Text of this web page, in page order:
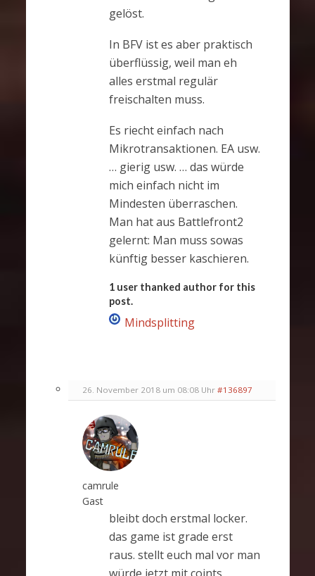
gelöst.
In BFV ist es aber praktisch
überflüssig, weil man eh
alles erstmal regulär
freischalten muss.
Es riecht einfach nach
Mikrotransaktionen. EA usw.
… gierig usw. … das würde
mich einfach nicht im
Mindesten überraschen.
Man hat aus Battlefront2
gelernt: Man muss sowas
künftig besser kaschieren.
1 user thanked author for this
post.
Mindsplitting
26. November 2018 um 08:08 Uhr #136897
camrule
Gast
bleibt doch erstmal locker.
das game ist grade erst
raus. stellt euch mal vor man